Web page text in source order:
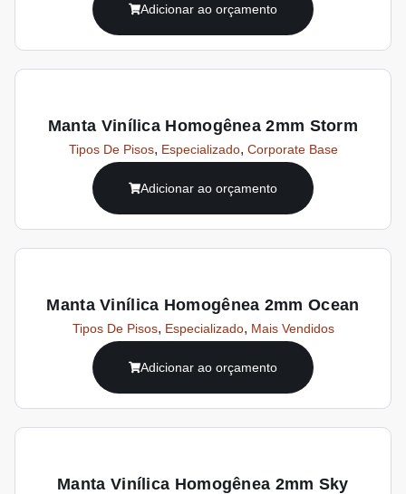
Adicionar ao orçamento
Manta Vinílica Homogênea 2mm Storm
Tipos De Pisos, Especializado, Corporate Base
Adicionar ao orçamento
Manta Vinílica Homogênea 2mm Ocean
Tipos De Pisos, Especializado, Mais Vendidos
Adicionar ao orçamento
Manta Vinílica Homogênea 2mm Sky